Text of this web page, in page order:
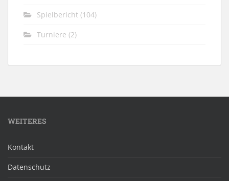
Spielbericht (104)
Turniere (2)
WEITERES
Kontakt
Datenschutz